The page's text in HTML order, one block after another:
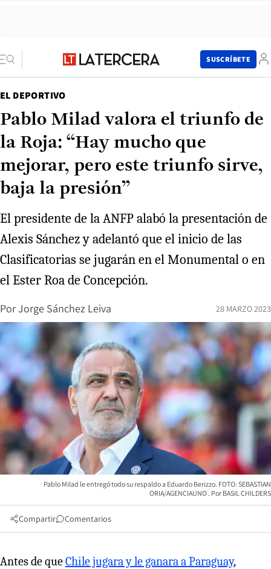
SUSCRÍBETE
EL DEPORTIVO
Pablo Milad valora el triunfo de
la Roja: “Hay mucho que
mejorar, pero este triunfo sirve,
baja la presión”
El presidente de la ANFP alabó la presentación de
Alexis Sánchez y adelantó que el inicio de las
Clasificatorias se jugarán en el Monumental o en
el Ester Roa de Concepción.
PorJorge Sánchez Leiva 28 MARZO 2023
Pablo Milad le entregó todo su respaldo a Eduardo Berizzo. FOTO: SEBASTIAN
ORIA/AGENCIAUNO
BASIL CHILDERS
Compartir Comentarios
Antes de queChile jugara y le ganara a Paraguay,